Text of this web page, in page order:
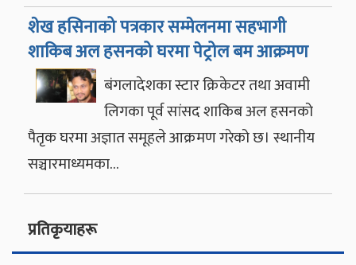
शेख हसिनाको पत्रकार सम्मेलनमा सहभागी
शाकिब अल हसनको घरमा पेट्रोल बम आक्रमण
बंगलादेशका स्टार क्रिकेटर तथा अवामी
लिगका पूर्व सांसद शाकिब अल हसनको
पैतृक घरमा अज्ञात समूहले आक्रमण गरेको छ। स्थानीय
सञ्चारमाध्यमका…
प्रतिकृयाहरू